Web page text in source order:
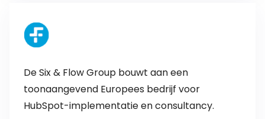
De Six & Flow Group bouwt aan een
toonaangevend Europees bedrijf voor
HubSpot-implementatie en consultancy.